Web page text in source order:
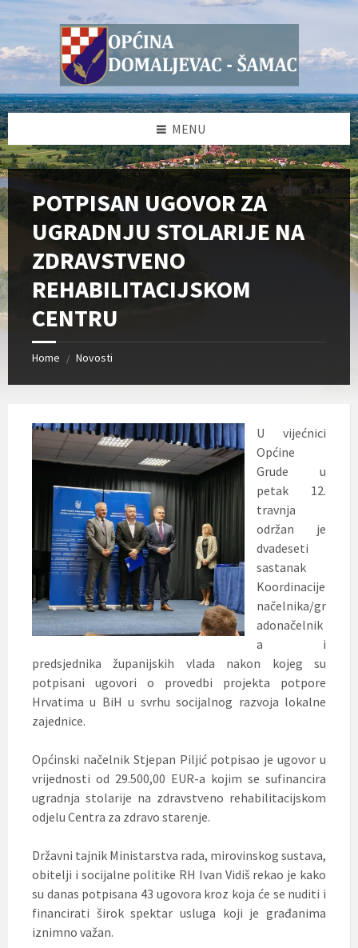
Skip
to
Skip
to
sidebar
Skip
to
sidebar
Skip
to
MENU
POTPISAN UGOVOR ZA
UGRADNJU STOLARIJE NA
ZDRAVSTVENO
REHABILITACIJSKOM
CENTRU
Home / Novosti
U vijećnici
Općine
Grude u
petak 12.
travnja
održan je
dvadeseti
sastanak
Koordinacije
načelnika/gr
adonačelnik
a i
predsjednika županijskih vlada nakon kojeg su
potpisani ugovori o provedbi projekta potpore
Hrvatima u BiH u svrhu socijalnog razvoja lokalne
zajednice.
Općinski načelnik Stjepan Piljić potpisao je ugovor u
vrijednosti od 29.500,00 EUR-a kojim se sufinancira
ugradnja stolarije na zdravstveno rehabilitacijskom
odjelu Centra za zdravo starenje.
Državni tajnik Ministarstva rada, mirovinskog sustava,
obitelji i socijalne politike RH Ivan Vidiš rekao je kako
su danas potpisana 43 ugovora kroz koja će se nuditi i
financirati širok spektar usluga koji je građanima
iznimno važan.